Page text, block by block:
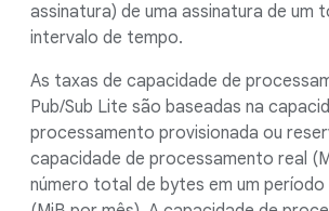
assinatura) de uma assinatura de um
intervalo de tempo.
As taxas de capacidade de
Pub/Sub Lite são baseadas na
processamento provisionada ou
capacidade de processamento real
número total de bytes em um